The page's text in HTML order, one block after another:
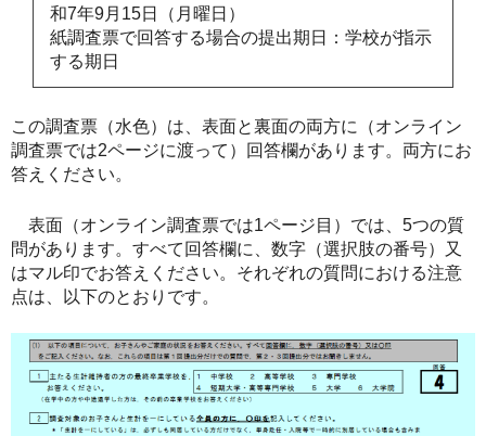
和7年9月15日（月曜日）
紙調査票で回答する場合の提出期日：学校が指示
する期日
この調査票（水色）は、表面と裏面の両方に（オンライン
調査票では2ページに渡って）回答欄があります。両方にお
答えください。
表面（オンライン調査票では1ページ目）では、5つの質
問があります。すべて回答欄に、数字（選択肢の番号）又
はマル印でお答えください。それぞれの質問における注意
点は、以下のとおりです。